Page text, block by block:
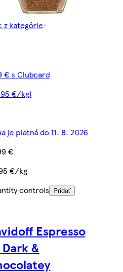
z kategórie
€ s Clubcard
€/kg)
je platná do 11. 8. 2026
€
€/kg
controls
Pridať
Espresso
Dark &